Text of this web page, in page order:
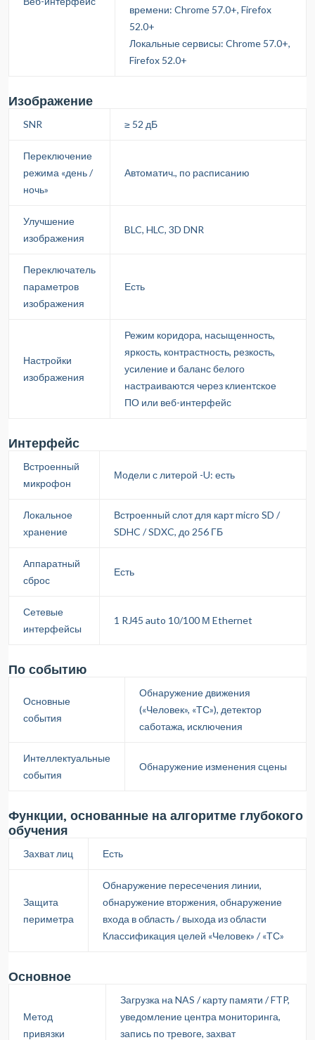
времени: Chrome 57.0+, Firefox
52.0+
Локальные сервисы: Chrome 57.0+,
Firefox 52.0+
Изображение
SNR ≥ 52 дБ
Переключение
режима «день /
ночь»
Автоматич., по расписанию
Улучшение
изображения
BLC, HLC, 3D DNR
Переключатель
параметров
изображения
Есть
Настройки
изображения
Режим коридора, насыщенность,
яркость, контрастность, резкость,
усиление и баланс белого
настраиваются через клиентское
ПО или веб-интерфейс
Интерфейс
Встроенный
микрофон
Модели с литерой -U: есть
Локальное
хранение
Встроенный слот для карт micro SD /
SDHC / SDXC, до 256 ГБ
Аппаратный
сброс
Есть
Сетевые
интерфейсы
1 RJ45 auto 10/100 М Ethernet
По событию
Основные
события
Обнаружение движения
(«Человек», «ТС»), детектор
саботажа, исключения
Интеллектуальные
события
Обнаружение изменения сцены
Функции, основанные на алгоритме глубокого
обучения
Захват лиц Есть
Защита
периметра
Обнаружение пересечения линии,
обнаружение вторжения, обнаружение
входа в область / выхода из области
Классификация целей «Человек» / «ТС»
Основное
Метод
привязки
Загрузка на NAS / карту памяти / FTP,
уведомление центра мониторинга,
запись по тревоге, захват